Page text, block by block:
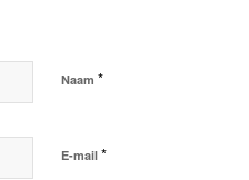
Naam *
E-mail *